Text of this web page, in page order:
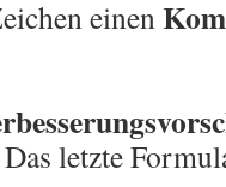
einen
letzte